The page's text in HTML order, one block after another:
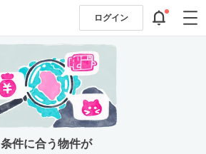
ログイン
条件に合う物件が